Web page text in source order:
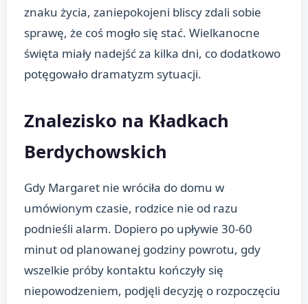
znaku życia, zaniepokojeni bliscy zdali sobie
sprawę, że coś mogło się stać. Wielkanocne
święta miały nadejść za kilka dni, co dodatkowo
potęgowało dramatyzm sytuacji.
Znalezisko na Kładkach
Berdychowskich
Gdy Margaret nie wróciła do domu w
umówionym czasie, rodzice nie od razu
podnieśli alarm. Dopiero po upływie 30-60
minut od planowanej godziny powrotu, gdy
wszelkie próby kontaktu kończyły się
niepowodzeniem, podjęli decyzję o rozpoczęciu